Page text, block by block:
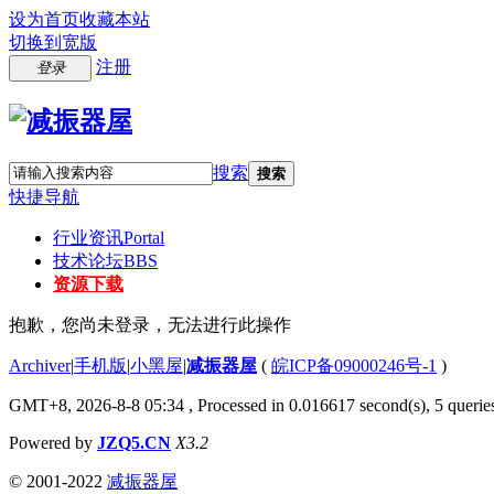
设为首页收藏本站
切换到宽版
登录 注册
搜索 搜索
快捷导航
行业资讯Portal
技术论坛BBS
资源下载
抱歉，您尚未登录，无法进行此操作
Archiver|手机版|小黑屋|减振器屋 ( 皖ICP备09000246号-1 )
GMT+8, 2026-8-8 05:34 , Processed in 0.016617 second(s), 5
Powered by JZQ5.CN X3.2
© 2001-2022 减振器屋